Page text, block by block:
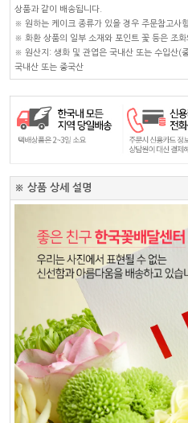
상품과 같이 배송됩니다.
※ 원하는 케이크 종류가 있을 경우 주문참고사
※ 화환 상품의 일부 소재와 포인트 꽃 등은 조
※ 원산지: 생화 및 관엽은 국내산 또는 수입산(
국내산 또는 중국산
※ 상품 상세 설명